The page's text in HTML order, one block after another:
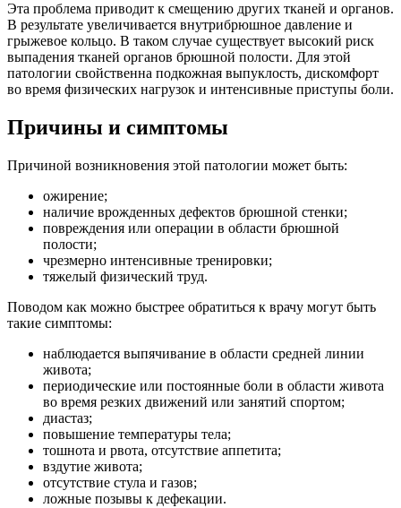
Эта проблема приводит к смещению других тканей и органов.
В результате увеличивается внутрибрюшное давление и
грыжевое кольцо. В таком случае существует высокий риск
выпадения тканей органов брюшной полости. Для этой
патологии свойственна подкожная выпуклость, дискомфорт
во время физических нагрузок и интенсивные приступы боли.
Причины и симптомы
Причиной возникновения этой патологии может быть:
ожирение;
наличие врожденных дефектов брюшной стенки;
повреждения или операции в области брюшной
полости;
чрезмерно интенсивные тренировки;
тяжелый физический труд.
Поводом как можно быстрее обратиться к врачу могут быть
такие симптомы:
наблюдается выпячивание в области средней линии
живота;
периодические или постоянные боли в области живота
во время резких движений или занятий спортом;
диастаз;
повышение температуры тела;
тошнота и рвота, отсутствие аппетита;
вздутие живота;
отсутствие стула и газов;
ложные позывы к дефекации.